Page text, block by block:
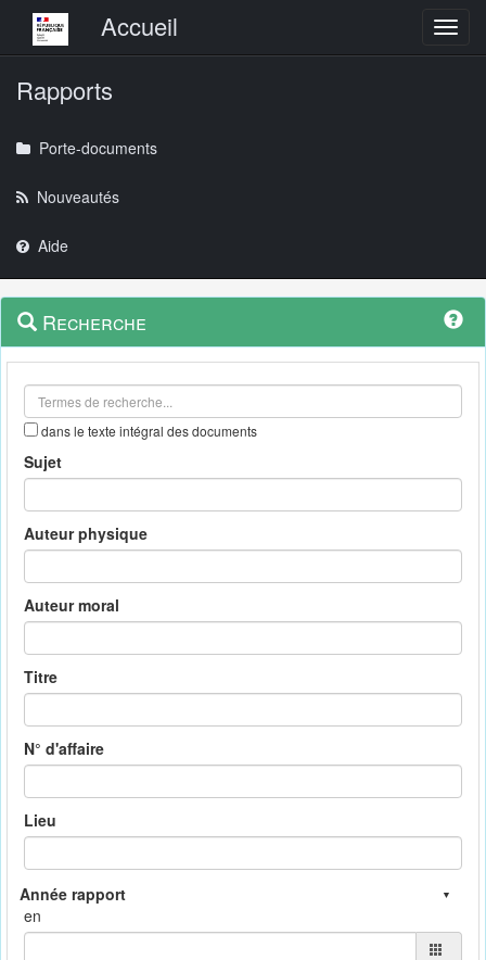
Menu principalAccueil
Rapports
Porte-documents
Nouveautés
Aide
Navigation
outils
Menu
contextuel
Recherche
dans le texte intégral des documents
Sujet
Auteur physique
Auteur moral
Titre
N° d'affaire
Lieu
en